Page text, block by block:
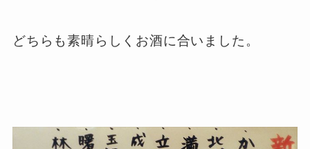
どちらも素晴らしくお酒に合いました。